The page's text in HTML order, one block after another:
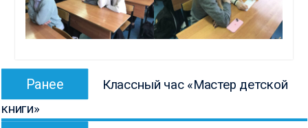
Навигация
записям
Ранее
запись:
Классный час «Мастер детской
книги»